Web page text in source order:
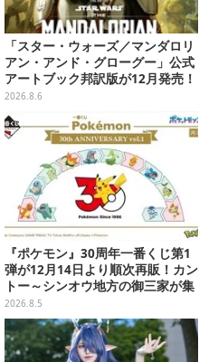
「スター・ウォーズ／マンダロリ
アン・アンド・グローグー」公式
アートブック邦訳版が12月発売！
映画のコンセプトアートやスケッ
チを掲載
2026.8.6
『ポケモン』30周年一番くじ第1
弾が12月14日より順次再販！カン
トー～シンオウ地方の御三家が集
まった時計、ぬいぐるみなど記念
グッズ盛りだくさん
2026.8.5